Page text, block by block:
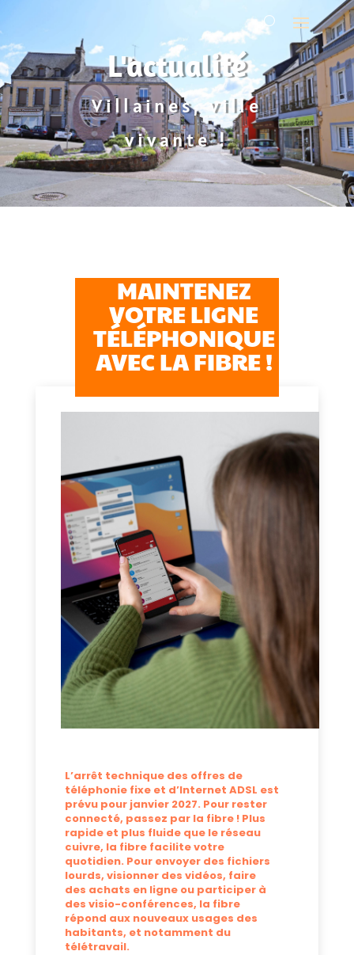
L'actualité
Villaines, ville
vivante !
MAINTENEZ
VOTRE LIGNE
TÉLÉPHONIQUE
AVEC LA FIBRE !
L’arrêt technique des offres de
téléphonie fixe et d’Internet ADSL est
prévu pour janvier 2027. Pour rester
connecté, passez par la fibre ! Plus
rapide et plus fluide que le réseau
cuivre, la fibre facilite votre
quotidien. Pour envoyer des fichiers
lourds, visionner des vidéos, faire
des achats en ligne ou participer à
des visio-conférences, la fibre
répond aux nouveaux usages des
habitants, et notamment du
télétravail.